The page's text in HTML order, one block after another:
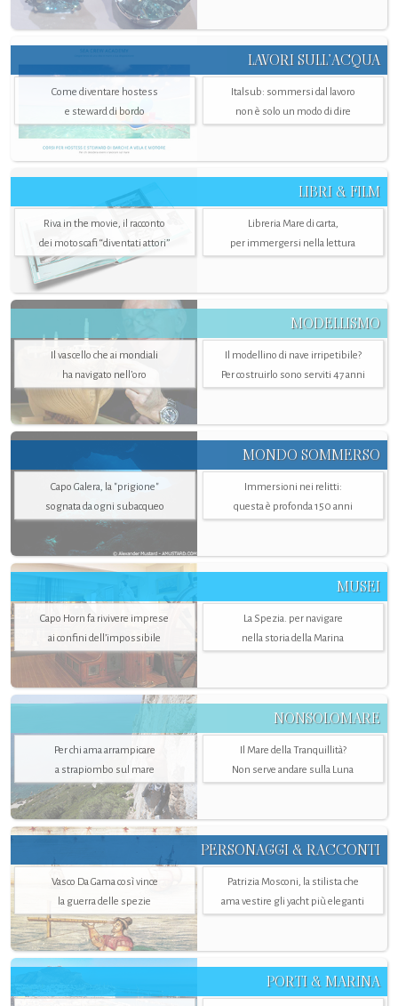
LAVORI SULL’ACQUA
Come diventare hostess
e steward di bordo
Italsub: sommersi dal lavoro
non è solo un modo di dire
LIBRI & FILM
Riva in the movie, il racconto
dei motoscafi “diventati attori”
Libreria Mare di carta,
per immergersi nella lettura
MODELLISMO
Il vascello che ai mondiali
ha navigato nell’oro
Il modellino di nave irripetibile?
Per costruirlo sono serviti 47 anni
MONDO SOMMERSO
Capo Galera, la "prigione"
sognata da ogni subacqueo
Immersioni nei relitti:
questa è profonda 150 anni
MUSEI
Capo Horn fa rivivere imprese
ai confini dell’impossibile
La Spezia. per navigare
nella storia della Marina
NONSOLOMARE
Per chi ama arrampicare
a strapiombo sul mare
Il Mare della Tranquillità?
Non serve andare sulla Luna
PERSONAGGI & RACCONTI
Vasco Da Gama così vince
la guerra delle spezie
Patrizia Mosconi, la stilista che
ama vestire gli yacht più eleganti
PORTI & MARINA